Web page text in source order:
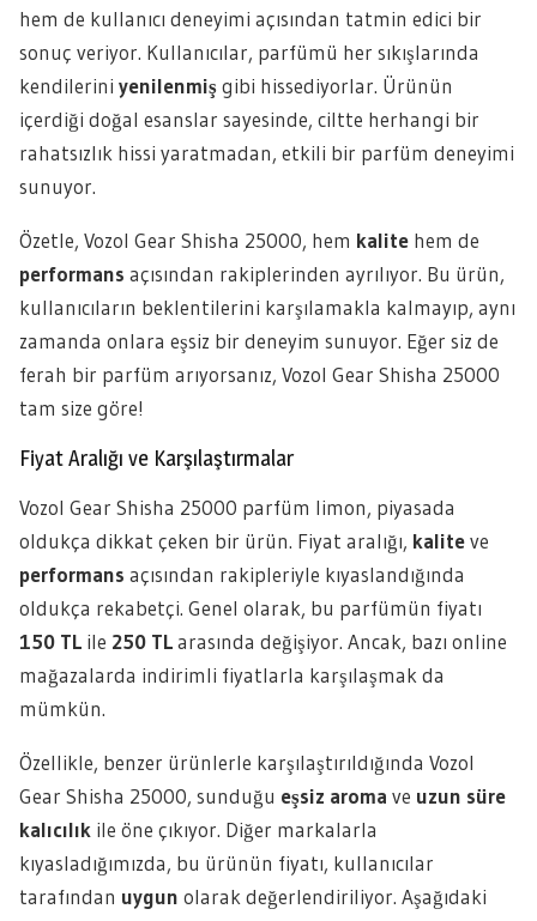
hem de kullanıcı deneyimi açısından tatmin edici bir
sonuç veriyor. Kullanıcılar, parfümü her sıkışlarında
kendilerini yenilenmişgibi hissediyorlar. Ürünün
içerdiği doğal esanslar sayesinde, ciltte herhangi bir
rahatsızlık hissi yaratmadan, etkili bir parfüm deneyimi
sunuyor.
Özetle, Vozol Gear Shisha 25000, hem kalite hem de
performans açısından rakiplerinden ayrılıyor. Bu ürün,
kullanıcıların beklentilerini karşılamakla kalmayıp, aynı
zamanda onlara eşsiz bir deneyim sunuyor. Eğer siz de
ferah bir parfüm arıyorsanız, Vozol Gear Shisha 25000
tam size göre!
Fiyat Aralığı ve Karşılaştırmalar
Vozol Gear Shisha 25000 parfüm limon, piyasada
oldukça dikkat çeken bir ürün. Fiyat aralığı, kaliteve
performans açısından rakipleriyle kıyaslandığında
oldukça rekabetçi. Genel olarak, bu parfümün fiyatı
150 TL ile 250 TLarasında değişiyor. Ancak, bazı online
mağazalarda indirimli fiyatlarla karşılaşmak da
mümkün.
Özellikle, benzer ürünlerle karşılaştırıldığında Vozol
Gear Shisha 25000, sunduğu eşsiz aroma ve uzun süre
kalıcılık ile öne çıkıyor. Diğer markalarla
kıyasladığımızda, bu ürünün fiyatı, kullanıcılar
tarafından uygun olarak değerlendiriliyor. Aşağıdaki